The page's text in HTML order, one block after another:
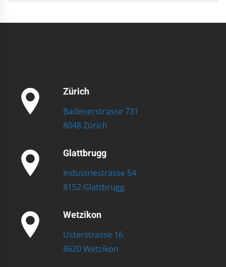
Zürich
Badenerstrasse 731
8048 Zürich
Glattbrugg
Industriestrasse 54
8152 Glattbrugg
Wetzikon
Usterstrasse 16
8620 Wetzikon